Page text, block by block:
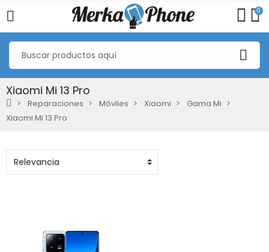
0
Xiaomi Mi 13 Pro
Reparaciones Móviles Xiaomi
Gama Mi
Xiaomi Mi 13 Pro